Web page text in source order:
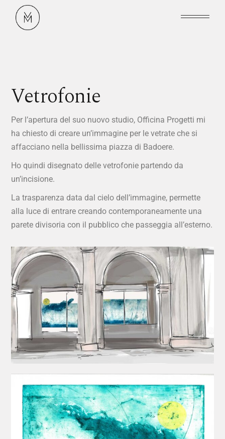
Vetrofonie
Per l’apertura del suo nuovo studio, Officina Progetti mi
ha chiesto di creare un’immagine per le vetrate che si
affacciano nella bellissima piazza di Badoere.
Ho quindi disegnato delle vetrofonie partendo da
un’incisione.
La trasparenza data dal cielo dell’immagine, permette
alla luce di entrare creando contemporaneamente una
parete divisoria con il pubblico che passeggia all’esterno.